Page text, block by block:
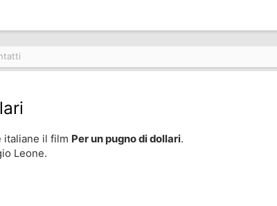
italiane il film Per un pugno di dollari.
Leone.